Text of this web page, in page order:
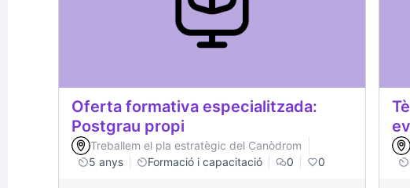
Oferta formativa especialitzada:
Postgrau propi
Treballem el pla estratègic del Canòdrom
5 anys
Formació i capacitació 0 0